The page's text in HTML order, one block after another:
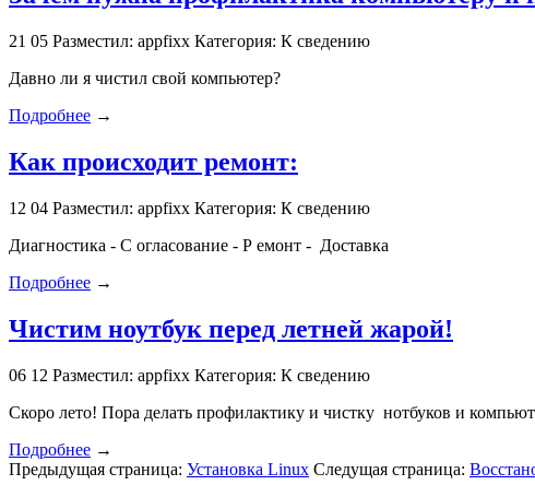
21 05 Разместил: appfixx Категория: К сведению
Давно ли я чистил свой компьютер?
Подробнее →
Как происходит ремонт:
12 04 Разместил: appfixx Категория: К сведению
Диагностика - С огласование - Р емонт - Доставка
Подробнее →
Чистим ноутбук перед летней жарой!
06 12 Разместил: appfixx Категория: К сведению
Скоро лето! Пора делать профилактику и чистку нотбуков и
Подробнее →
Предыдущая страница: Установка Linux Следущая страница: